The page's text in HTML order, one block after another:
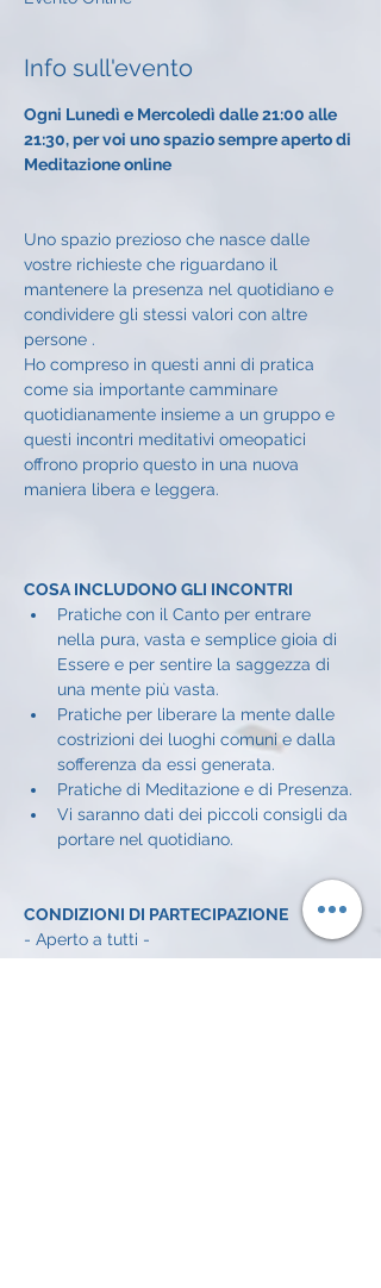
Info sull'evento
Ogni Lunedì e Mercoledì dalle 21:00 alle
21:30, per voi uno spazio sempre aperto di
Meditazione online
Uno spazio prezioso che nasce dalle
vostre richieste che riguardano il
mantenere la presenza nel quotidiano e
condividere gli stessi valori con altre
persone .
Ho compreso in questi anni di pratica
come sia importante camminare
quotidianamente insieme a un gruppo e
questi incontri meditativi omeopatici
offrono proprio questo in una nuova
maniera libera e leggera.
COSA INCLUDONO GLI INCONTRI
Pratiche con il Canto per entrare
nella pura, vasta e semplice gioia di
Essere e per sentire la saggezza di
una mente più vasta.
Pratiche per liberare la mente dalle
costrizioni dei luoghi comuni e dalla
sofferenza da essi generata.
Pratiche di Meditazione e di Presenza.
Vi saranno dati dei piccoli consigli da
portare nel quotidiano.
CONDIZIONI DI PARTECIPAZIONE
- Aperto a tutti -